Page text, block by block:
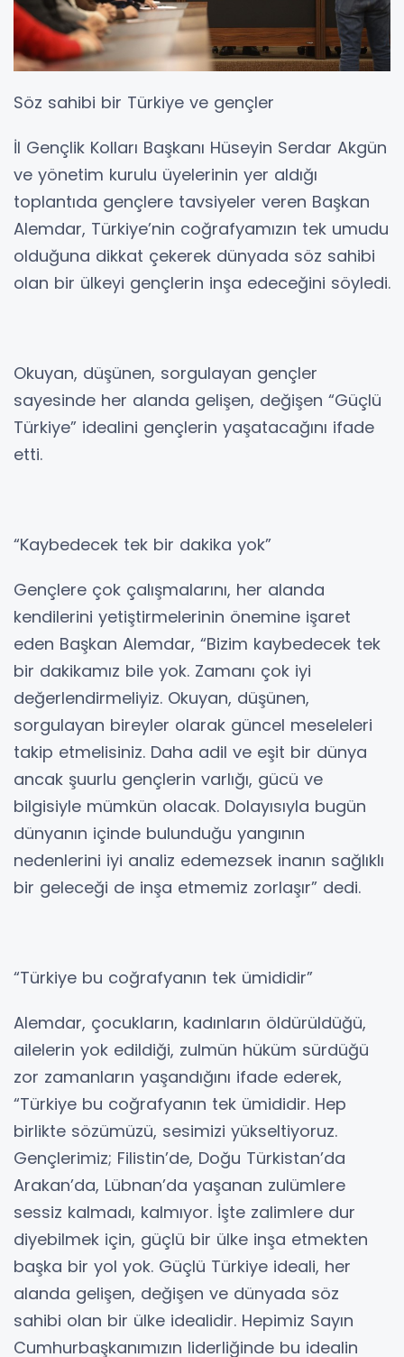
Söz sahibi bir Türkiye ve gençler
İl Gençlik Kolları Başkanı Hüseyin Serdar Akgün
ve yönetim kurulu üyelerinin yer aldığı
toplantıda gençlere tavsiyeler veren Başkan
Alemdar, Türkiye’nin coğrafyamızın tek umudu
olduğuna dikkat çekerek dünyada söz sahibi
olan bir ülkeyi gençlerin inşa edeceğini söyledi.
Okuyan, düşünen, sorgulayan gençler
sayesinde her alanda gelişen, değişen “Güçlü
Türkiye” idealini gençlerin yaşatacağını ifade
etti.
“Kaybedecek tek bir dakika yok”
Gençlere çok çalışmalarını, her alanda
kendilerini yetiştirmelerinin önemine işaret
eden Başkan Alemdar, “Bizim kaybedecek tek
bir dakikamız bile yok. Zamanı çok iyi
değerlendirmeliyiz. Okuyan, düşünen,
sorgulayan bireyler olarak güncel meseleleri
takip etmelisiniz. Daha adil ve eşit bir dünya
ancak şuurlu gençlerin varlığı, gücü ve
bilgisiyle mümkün olacak. Dolayısıyla bugün
dünyanın içinde bulunduğu yangının
nedenlerini iyi analiz edemezsek inanın sağlıklı
bir geleceği de inşa etmemiz zorlaşır” dedi.
“Türkiye bu coğrafyanın tek ümididir”
Alemdar, çocukların, kadınların öldürüldüğü,
ailelerin yok edildiği, zulmün hüküm sürdüğü
zor zamanların yaşandığını ifade ederek,
“Türkiye bu coğrafyanın tek ümididir. Hep
birlikte sözümüzü, sesimizi yükseltiyoruz.
Gençlerimiz; Filistin’de, Doğu Türkistan’da
Arakan’da, Lübnan’da yaşanan zulümlere
sessiz kalmadı, kalmıyor. İşte zalimlere dur
diyebilmek için, güçlü bir ülke inşa etmekten
başka bir yol yok. Güçlü Türkiye ideali, her
alanda gelişen, değişen ve dünyada söz
sahibi olan bir ülke idealidir. Hepimiz Sayın
Cumhurbaşkanımızın liderliğinde bu idealin